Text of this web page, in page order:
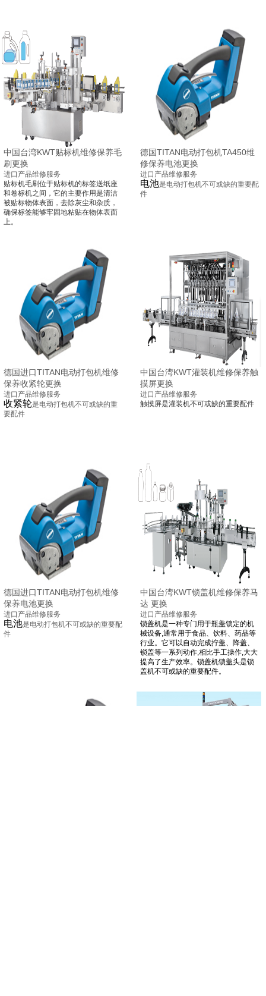
中国台湾KWT贴标机维修保养毛
刷更换
进口产品维修服务
贴标机毛刷位于贴标机的标签送纸座
和卷标机之间，它的主要作用是清洁
被贴标物体表面，去除灰尘和杂质，
确保标签能够牢固地粘贴在物体表面
上。
德国TITAN电动打包机TA450维
修保养电池更换
进口产品维修服务
电池是电动打包机不可或缺的重要配
件
德国进口TITAN电动打包机维修
保养收紧轮更换
进口产品维修服务
收紧轮是电动打包机不可或缺的重
要配件
中国台湾KWT灌装机维修保养触
摸屏更换
进口产品维修服务
触摸屏是灌装机不可或缺的重要配件
德国进口TITAN电动打包机维修
保养电池更换
进口产品维修服务
电池是电动打包机不可或缺的重要配
件
中国台湾KWT锁盖机维修保养马
达 更换
进口产品维修服务
锁盖机是一种专门用于瓶盖锁定的机
械设备,通常用于食品、饮料、药品等
行业。它可以自动完成拧盖、降盖、
锁盖等一系列动作,相比手工操作,大大
提高了生产效率。锁盖机锁盖头是锁
盖机不可或缺的重要配件。